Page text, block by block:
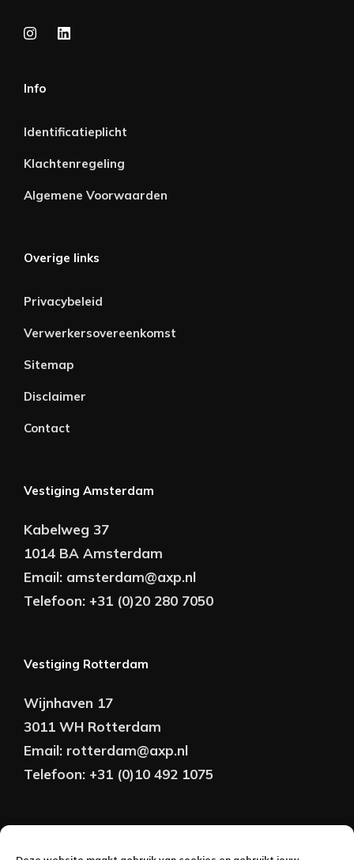
Info
Identificatieplicht
Klachtenregeling
Algemene Voorwaarden
Overige links
Privacybeleid
Verwerkersovereenkomst
Sitemap
Disclaimer
Contact
Vestiging Amsterdam
Kabelweg 37
1014 BA Amsterdam
Email: amsterdam@axp.nl
Telefoon: +31 (0)20 280 7050
Vestiging Rotterdam
Wijnhaven 17
3011 WH Rotterdam
Email: rotterdam@axp.nl
Telefoon: +31 (0)10 492 1075